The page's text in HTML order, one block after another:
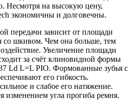
Несмотря на высокую цену,
экономичны и долговечны.
передачи зависит от площади
со шкивом. Чем она больше, тем
Увеличение площади
за счёт клиновидной формы
Ld L=L PIO. Формованные зубья с
его гибкость.
и слабое его натяжение.
изменением угла прогиба ремня.